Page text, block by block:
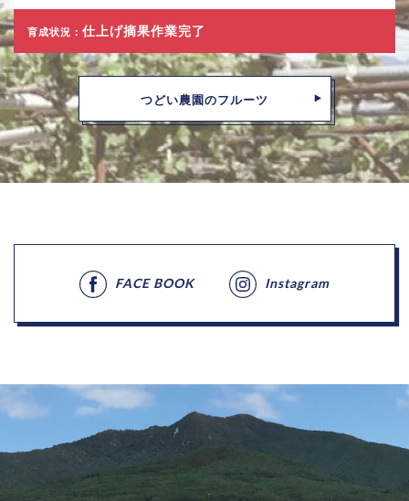
育成状況： 仕上げ摘果作業完了
つどい農園のフルーツ
FACE BOOK Instagram